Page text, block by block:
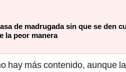
de madrugada sin que se den
la peor manera
hay más contenido, aunque